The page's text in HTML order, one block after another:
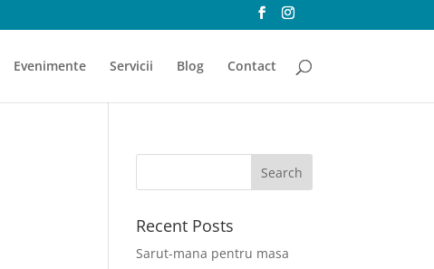
Evenimente Servicii Blog Contact
Recent Posts
Sarut-mana pentru masa